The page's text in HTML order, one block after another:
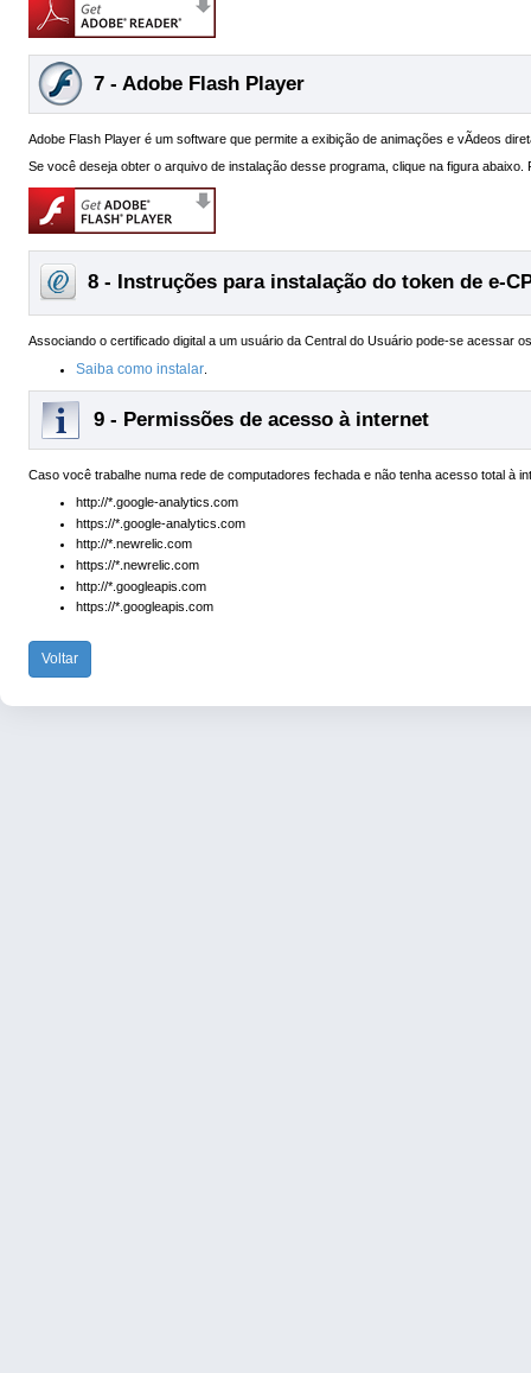
7 - Adobe Flash Player
Adobe Flash Player é um software que permite a exibição de animações e vÃ­deos
Se você deseja obter o arquivo de instalação desse programa, clique na figura
8 - Instruções para instalação do token de e-
Associando o certificado digital a um usuário da Central do Usuário pode-se acessar
Saiba como instalar
9 - Permissões de acesso à internet
Caso você trabalhe numa rede de computadores fechada e não tenha acesso total à
http://*.google-analytics.com
https://*.google-analytics.com
http://*.newrelic.com
https://*.newrelic.com
http://*.googleapis.com
https://*.googleapis.com